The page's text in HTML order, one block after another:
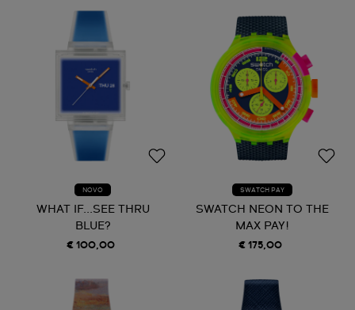
NOVO
WHAT IF...SEE THRU
BLUE?
€ 100,00
SWATCH PAY
SWATCH NEON TO THE
MAX PAY!
€ 175,00